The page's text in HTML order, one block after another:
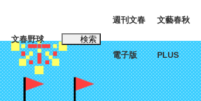
読書
文春野球 検索
週刊文春
電子版
文藝春秋
PLUS